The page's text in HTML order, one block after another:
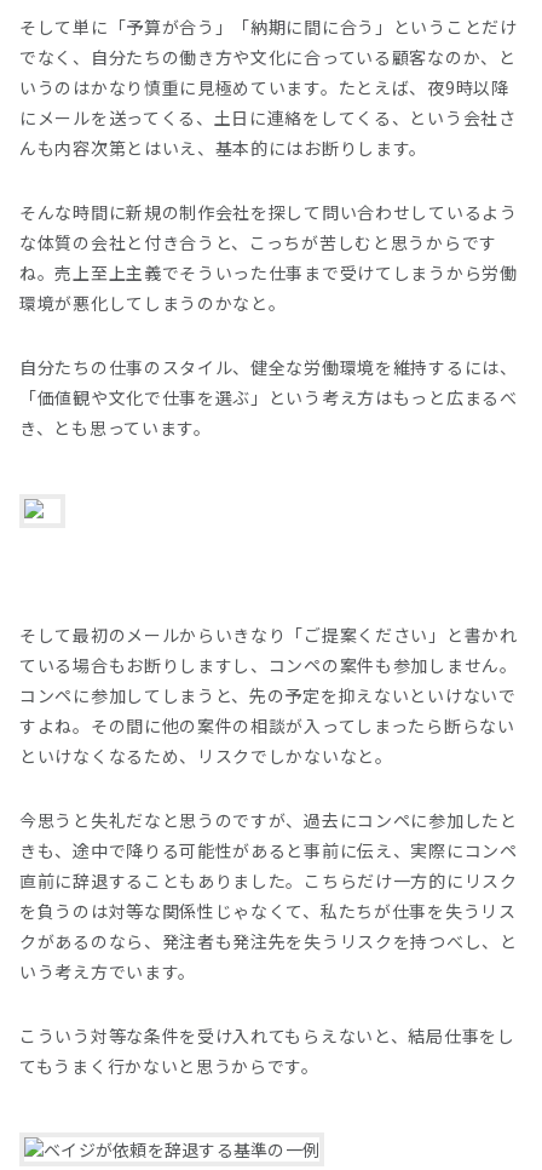
そして単に「予算が合う」「納期に間に合う」ということだけ
でなく、自分たちの働き方や文化に合っている顧客なのか、と
いうのはかなり慎重に見極めています。たとえば、夜9時以降
にメールを送ってくる、土日に連絡をしてくる、という会社さ
んも内容次第とはいえ、基本的にはお断りします。
そんな時間に新規の制作会社を探して問い合わせしているよう
な体質の会社と付き合うと、こっちが苦しむと思うからです
ね。売上至上主義でそういった仕事まで受けてしまうから労働
環境が悪化してしまうのかなと。
自分たちの仕事のスタイル、健全な労働環境を維持するには、
「価値観や文化で仕事を選ぶ」という考え方はもっと広まるべ
き、とも思っています。
そして最初のメールからいきなり「ご提案ください」と書かれ
ている場合もお断りしますし、コンペの案件も参加しません。
コンペに参加してしまうと、先の予定を抑えないといけないで
すよね。その間に他の案件の相談が入ってしまったら断らない
といけなくなるため、リスクでしかないなと。
今思うと失礼だなと思うのですが、過去にコンペに参加したと
きも、途中で降りる可能性があると事前に伝え、実際にコンペ
直前に辞退することもありました。こちらだけ一方的にリスク
を負うのは対等な関係性じゃなくて、私たちが仕事を失うリス
クがあるのなら、発注者も発注先を失うリスクを持つべし、と
いう考え方でいます。
こういう対等な条件を受け入れてもらえないと、結局仕事をし
てもうまく行かないと思うからです。